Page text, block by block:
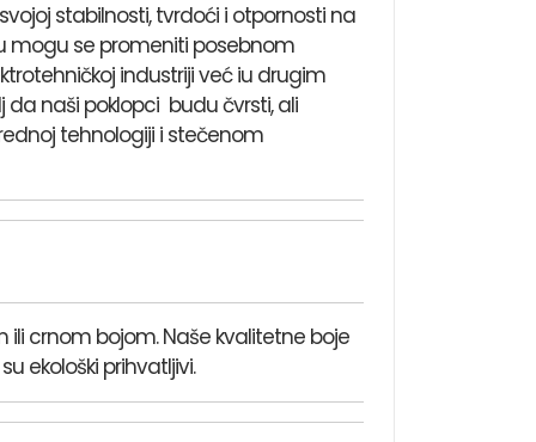
stabilnosti, tvrdoći i otpornosti na
mogu se promeniti posebnom
industriji već iu drugim
da naši poklopci budu čvrsti, ali
tehnologiji i stečenom
ili crnom bojom. Naše kvalitetne boje
ekološki prihvatljivi.